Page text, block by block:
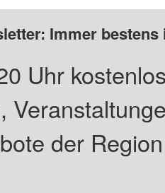
Immer
Uhr
der